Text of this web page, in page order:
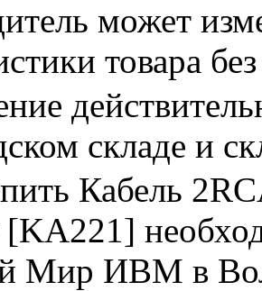
может
товара
складе и
Кабель
Мир ИВМ в